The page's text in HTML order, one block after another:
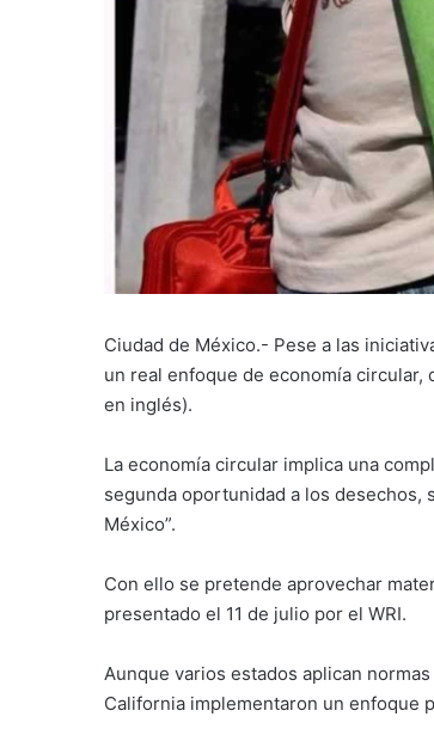
Ciudad de México.- Pese a las
un real enfoque de economía circular,
en inglés).
La economía circular implica una
segunda oportunidad a los desechos,
México”.
Con ello se pretende aprovechar
presentado el 11 de julio por el WRI.
Aunque varios estados aplican
California implementaron un enfoque